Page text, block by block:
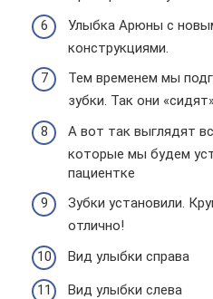
Улыбка Арюны с
конструкциями.
Тем временем мы
зубки. Так они
А вот так выглядят
которые мы будем
пациентке
Зубки установили.
отлично!
Вид улыбки справа
Вид улыбки слева